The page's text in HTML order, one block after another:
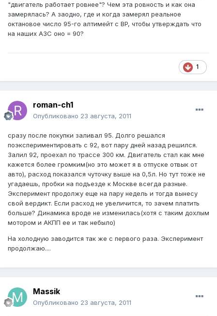
"двигатель работает ровнее"? Чем эта ровность и как она
замерялась? А заодно, где и когда замерял реальное
октановое число 95-го алтимейт с BP, чтобы утверждать что
на наших АЗС оно = 90?
1
roman-ch1
Опубликовано 23 августа, 2011
сразу после покупки заливал 95. Долго решался
поэкспериментировать с 92, вот пару дней назад решился.
Залил 92, проехал по трассе 300 км. Двигатель стал как мне
кажется более громким(но это может я в отпуске отвык от
авто), расход показался чуточку выше на 0,5л. Но тут тоже не
угадаешь, пробки на подъезде к Москве всегда разные.
Эксперимент продолжу еще на пару недель и тогда вынесу
свой вердикт. Если расход не увеличится, то зачем платить
больше? Динамика вроде не изменилась(хотя с таким дохлым
мотором и АКПП ее и так небыло)
На холодную заводится так же с первого раза. Эксперимент
продолжаю....
Massik
Опубликовано 23 августа, 2011